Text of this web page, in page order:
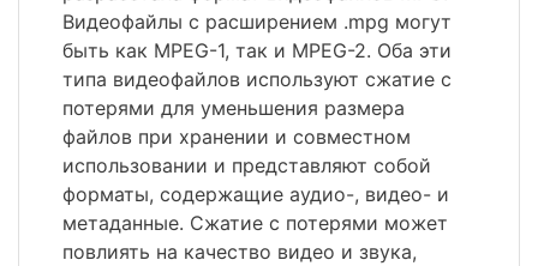
Видеофайлы с расширением .mpg могут
быть как MPEG-1, так и MPEG-2. Оба эти
типа видеофайлов используют сжатие с
потерями для уменьшения размера
файлов при хранении и совместном
использовании и представляют собой
форматы, содержащие аудио-, видео- и
метаданные. Сжатие с потерями может
повлиять на качество видео и звука,